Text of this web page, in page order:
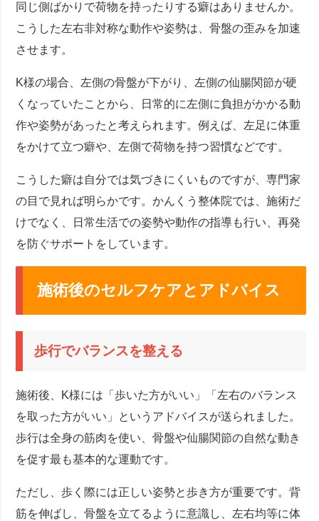
同じ側ばかりで荷物を持ったりする癖はありませんか。
こうした左右非対称な動作や姿勢は、骨盤の歪みを加速
させます。
K様の場合、左側の骨盤が下がり、左側の仙腸関節が硬
くなっていたことから、日常的に左側に負担がかかる動
作や姿勢があったと考えられます。例えば、左足に体重
をかけて立つ癖や、左側で荷物を持つ習慣などです。
こうした癖は自分では気づきにくいものですが、専門家
の目で見れば明らかです。かんくう整体院では、施術だ
けでなく、日常生活での姿勢や動作の指導も行い、再発
を防ぐサポートをしています。
施術後のセルフケアとアドバイス
歩行でバランスを整える
施術後、K様には「歩いた方がいい」「左右のバランス
を取った方がいい」というアドバイスが送られました。
歩行は全身の筋肉を使い、骨盤や仙腸関節の自然な動き
を促す最も基本的な運動です。
ただし、歩く際には正しい姿勢と歩き方が重要です。背
筋を伸ばし、骨盤を立てるように意識し、左右均等に体